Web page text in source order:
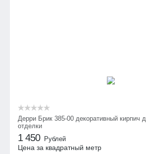
Дерри Брик 385-00 декоративный кирпич
отделки
1 450 Рублей
Цена за квадратный метр